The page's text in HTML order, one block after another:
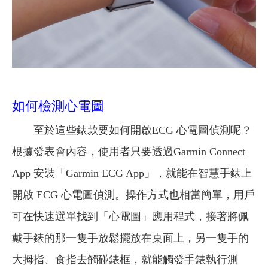
如何檢測心電圖
至於這些錶款要如何開啟ECG 心電圖偵測呢？
根據發表會內容，使用者只要透過Garmin Connect
App 安裝「Garmin ECG App」，就能在智慧手錶上
開啟 ECG 心電圖偵測。操作方式也相當簡單，用戶
可在快速選單找到「心電圖」應用程式，接著將佩
戴手錶的那一隻手放鬆擺放在桌面上，另一隻手的
大拇指、食指去觸碰錶框，就能觸發手錶執行測